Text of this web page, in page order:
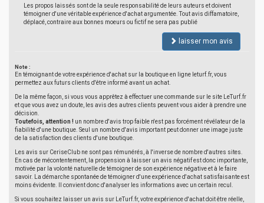
Les propos laissés sont de la seule responsabilité de leurs auteurs et doivent
témoigner d'une véritable expérience d'achat argumentée. Tout avis diffamatoire,
déplacé, contraire aux bonnes moeurs ou fictif ne sera pas publié
laisser mon avis
Note :
En témoignant de votre expérience d'achat sur la boutique en ligne leturf.fr, vous
permettez aux futurs clients d'être informé avant un achat.
De la même façon, si vous vous apprêtez à effectuer une commande sur le site LeTurf.fr
et que vous avez un doute, les avis des autres clients peuvent vous aider à prendre une
décision.
Toutefois, attention ! un nombre d'avis trop faible n'est pas forcément révélateur de la
fiabilité d'une boutique. Seul un nombre d'avis important peut donner une image juste
de la satisfaction des clients d'une boutique.
Les avis sur CeriseClub ne sont pas rémunérés, à l'inverse de nombre d'autres sites.
En cas de mécontentement, la propension à laisser un avis négatif est donc importante,
motivée par la volonté naturelle de témoigner de son expérience négative et à le faire
savoir. La démarche spontanée de témoigner d'une expérience d'achat satisfaisante est
moins évidente. Il convient donc d'analyser les informations avec un certain recul.
Si vous souhaitez laisser un avis sur LeTurf.fr, votre expérience d'achat doit être réelle,